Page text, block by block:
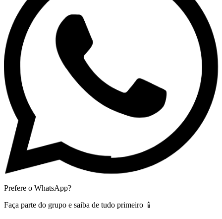
Prefere o WhatsApp?
Faça parte do grupo e saiba de tudo primeiro 📱